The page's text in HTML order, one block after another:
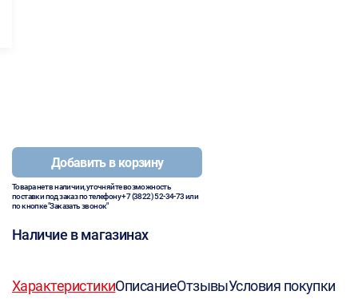
Добавить в корзину
Товара нет в наличии, уточняйте возможность
поставки под заказ по телефону+7 (3822) 52-34-73или
по кнопке "Заказать звонок"
Наличие в магазинах
ХарактеристикиОписаниеОтзывыУсловия покупки